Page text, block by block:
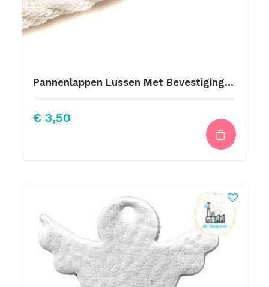
Pannenlappen Lussen Met Bevestiging Schroef Afbeelding Koksmuts
€ 3,50